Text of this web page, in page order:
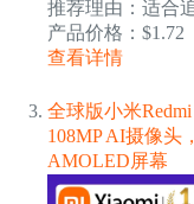
推荐理由：适合
产品价格：$1.72
查看详情
全球版小米
108MP AI摄像头
AMOLED屏幕